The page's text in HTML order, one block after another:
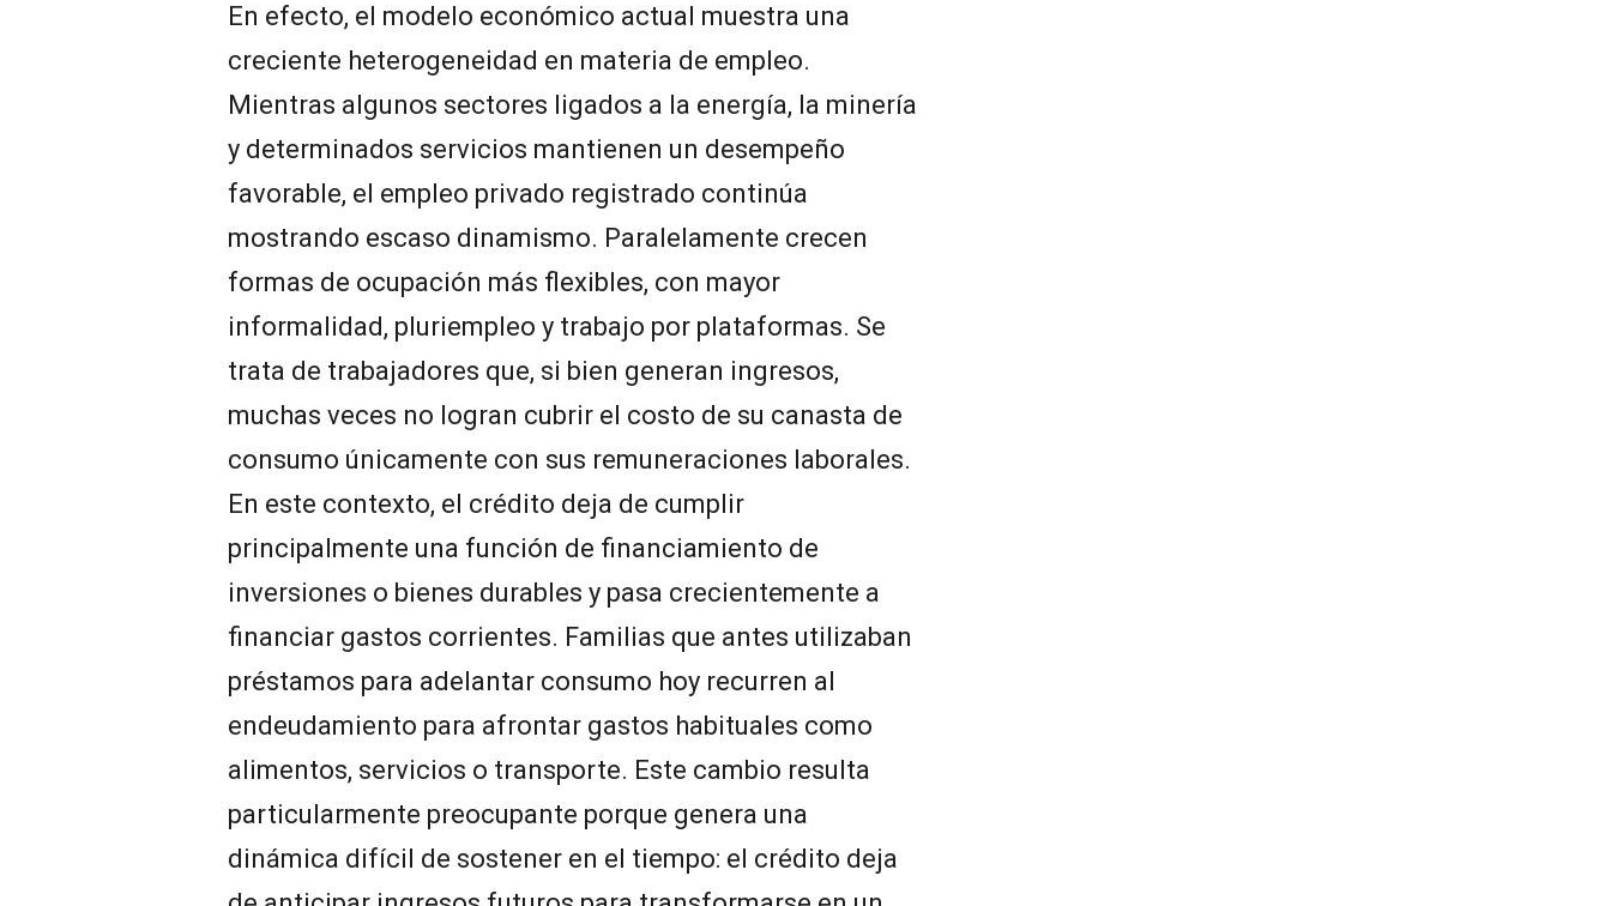
En efecto, el modelo económico actual muestra una
creciente heterogeneidad en materia de empleo.
Mientras algunos sectores ligados a la energía, la minería
y determinados servicios mantienen un desempeño
favorable, el empleo privado registrado continúa
mostrando escaso dinamismo. Paralelamente crecen
formas de ocupación más flexibles, con mayor
informalidad, pluriempleo y trabajo por plataformas. Se
trata de trabajadores que, si bien generan ingresos,
muchas veces no logran cubrir el costo de su canasta de
consumo únicamente con sus remuneraciones laborales.
En este contexto, el crédito deja de cumplir
principalmente una función de financiamiento de
inversiones o bienes durables y pasa crecientemente a
financiar gastos corrientes. Familias que antes utilizaban
préstamos para adelantar consumo hoy recurren al
endeudamiento para afrontar gastos habituales como
alimentos, servicios o transporte. Este cambio resulta
particularmente preocupante porque genera una
dinámica difícil de sostener en el tiempo: el crédito deja